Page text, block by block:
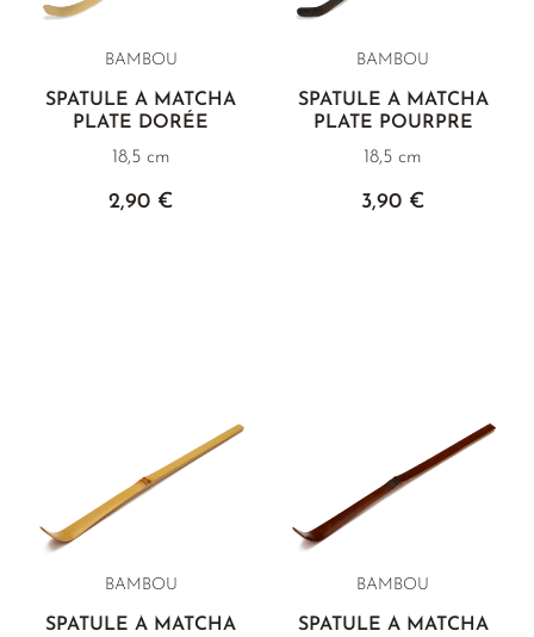
BAMBOU
SPATULE À MATCHA
PLATE DORÉE
18,5 cm
2,90 €
BAMBOU
SPATULE À MATCHA
PLATE POURPRE
18,5 cm
3,90 €
BAMBOU
SPATULE À MATCHA
BAMBOU
SPATULE À MATCHA